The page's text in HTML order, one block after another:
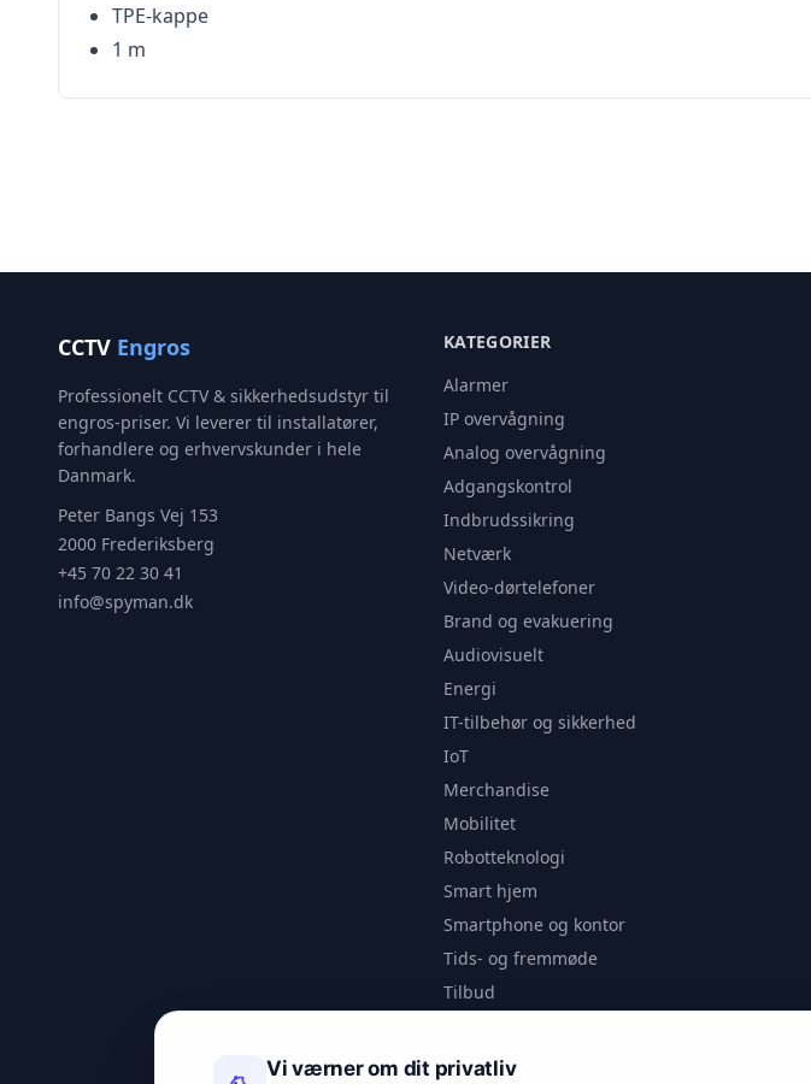
TPE-kappe
1 m
CCTV Engros
Professionelt CCTV & sikkerhedsudstyr til
engros-priser. Vi leverer til installatører,
forhandlere og erhvervskunder i hele
Danmark.
Peter Bangs Vej 153
2000 Frederiksberg
+45 70 22 30 41
info@spyman.dk
KATEGORIER
Alarmer
IP overvågning
Analog overvågning
Adgangskontrol
Indbrudssikring
Netværk
Video-dørtelefoner
Brand og evakuering
Audiovisuelt
Energi
IT-tilbehør og sikkerhed
IoT
Merchandise
Mobilitet
Robotteknologi
Smart hjem
Smartphone og kontor
Tids- og fremmøde
Tilbud
Videoanalyse
Vi værner om dit privatliv